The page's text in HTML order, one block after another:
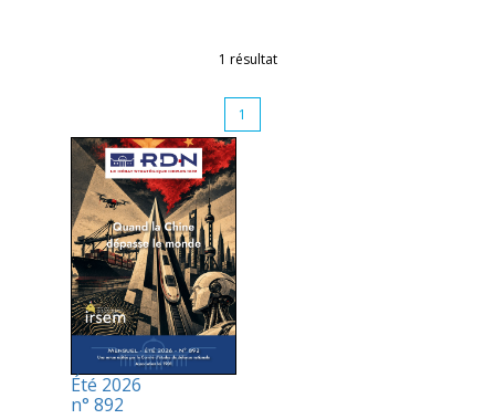
1 résultat
1
Été 2026
n° 892